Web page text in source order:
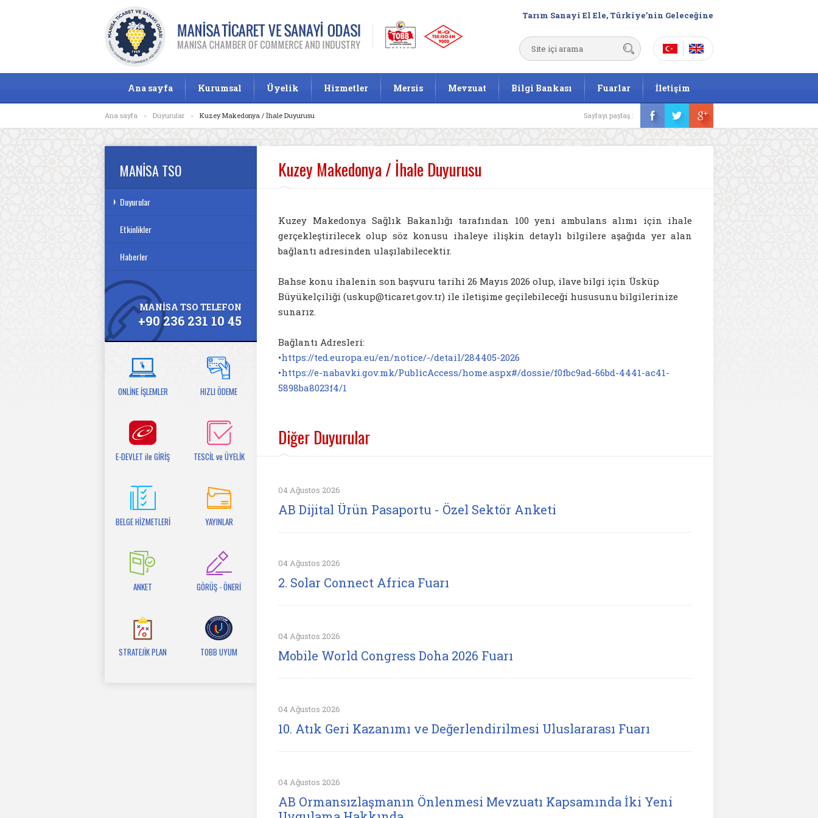
Tarım Sanayi El Ele, Türkiye’nin Geleceğine
Ana sayfa Kurumsal Üyelik Hizmetler Mersis Mevzuat Bilgi Bankası Fuarlar İletişim
Ana sayfa » Duyurular » Kuzey Makedonya / İhale Duyurusu Sayfayı paylaş :
MANİSA TSO
Duyurular
Etkinlikler
Haberler
MANİSA TSO TELEFON
+90 236 231 10 45
ONLİNE İŞLEMLER HIZLI ÖDEME
E-DEVLET ile GİRİŞ TESCİL ve ÜYELİK
BELGE HİZMETLERİ YAYINLAR
ANKET GÖRÜŞ - ÖNERİ
STRATEJİK PLAN TOBB UYUM
Kuzey Makedonya / İhale Duyurusu
Kuzey Makedonya Sağlık Bakanlığı tarafından 100 yeni ambulans alımı için ihale
gerçekleştirilecek olup söz konusu ihaleye ilişkin detaylı bilgilere aşağıda yer alan
bağlantı adresinden ulaşılabilecektir.
Bahse konu ihalenin son başvuru tarihi 26 Mayıs 2026 olup, ilave bilgi için Üsküp
Büyükelçiliği (uskup@ticaret.gov.tr) ile iletişime geçilebileceği hususunu bilgilerinize
sunarız.
Bağlantı Adresleri:
•https://ted.europa.eu/en/notice/-/detail/284405-2026
•https://e-nabavki.gov.mk/PublicAccess/home.aspx#/dossie/f0fbc9ad-66bd-4441-ac41-
5898ba8023f4/1
Diğer Duyurular
04 Ağustos 2026
AB Dijital Ürün Pasaportu - Özel Sektör Anketi
04 Ağustos 2026
2. Solar Connect Africa Fuarı
04 Ağustos 2026
Mobile World Congress Doha 2026 Fuarı
04 Ağustos 2026
10. Atık Geri Kazanımı ve Değerlendirilmesi Uluslararası Fuarı
04 Ağustos 2026
AB Ormansızlaşmanın Önlenmesi Mevzuatı Kapsamında İki Yeni